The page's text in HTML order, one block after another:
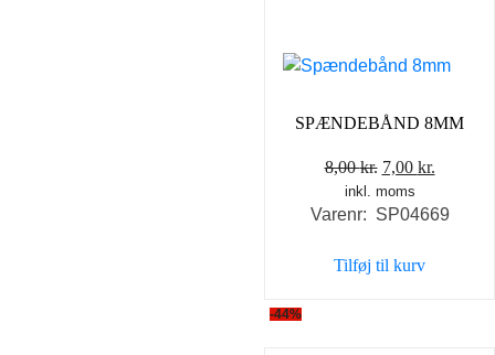
SPÆNDEBÅND 8MM
8,00kr. Den
oprindelige
pris
8,00 kr..
7,00 kr.
pris
inkl. moms
Varenr: SP04669
Tilføj til kurv
-44%